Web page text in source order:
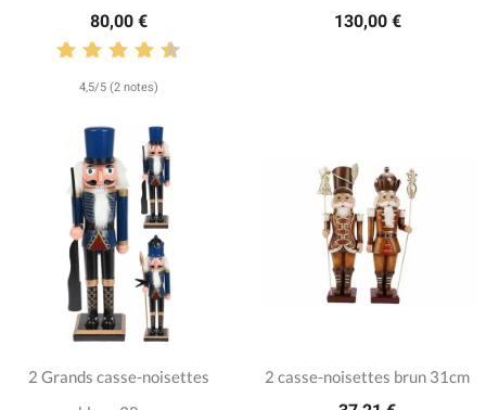
80,00 €
4,5/5 (2 notes)
130,00 €
2 Grands casse-noisettes
2 casse-noisettes brun 31cm